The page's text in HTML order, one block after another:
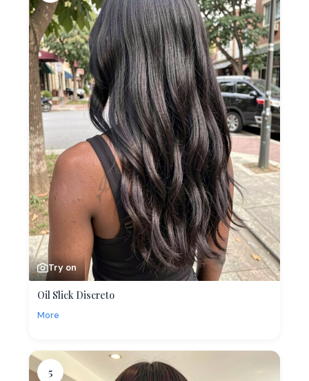
Try on
Oil Slick Discreto
More
5